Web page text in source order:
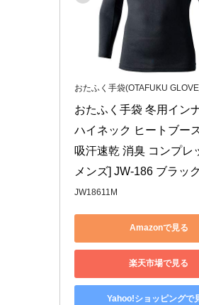
おたふく手袋(OTAFUKU
おたふく手袋 冬用イン
ハイネック ヒートブー
吸汗速乾 消臭 コンプレ
メンズ] JW-186 ブラッ
JW18611M
Amazonで見る
楽天市場で見る
Yahoo!ショッピングで